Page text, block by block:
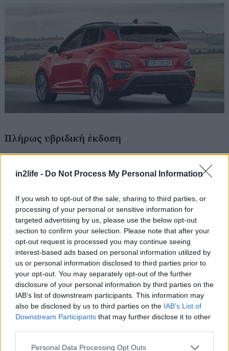
in2life - Do Not Process My Personal Information
If you wish to opt-out of the sale, sharing to third parties, or
processing of your personal or sensitive information for
targeted advertising by us, please use the below opt-out
section to confirm your selection. Please note that after your
opt-out request is processed you may continue seeing
interest-based ads based on personal information utilized by
us or personal information disclosed to third parties prior to
your opt-out. You may separately opt-out of the further
disclosure of your personal information by third parties on the
IAB’s list of downstream participants. This information may
also be disclosed by us to third parties on the IAB’s List of
Downstream Participants that may further disclose it to other
Please note that this website/app uses one or more Google
Personal Data Processing Opt Outs
Πλήρως υβριδική έκδοση
Διατίθεται και σε πλήρως υβριδική έκδοση από το
2020. Το συγκεκριμένο σύστημα μετάδοσης
περιλαμβάνει κινητήρα βενζίνης 1.6 GDI και
ηλεκτρικό μοτέρ με συνδυασμένη απόδοση 141
ίππους, με αυτόματο κιβώτιο διπλού συμπλέκτη 6
σχέσεων και μετάδοση ισχύος στους μπροστινούς
τροχούς. Ο ηλεκτροκινητήρας ισχύος 32 kW
τροφοδοτείται με ενέργεια από μια μπαταρία
πολυμερών λιθίου χωρητικότητας 1,56 kWh.
Το Kona N Line καθώς και το Kona είναι ήδη
διαθέσιμα στις εκθέσεις Hyundai με τιμή
Αναζήτηση